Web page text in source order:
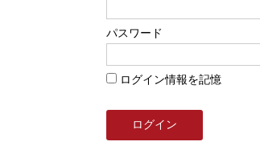
パスワード
ログイン情報を記憶